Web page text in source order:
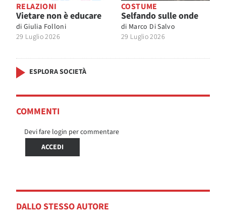
RELAZIONI
Vietare non è educare
di Giulia Folloni
29 Luglio 2026
COSTUME
Selfando sulle onde
di Marco Di Salvo
29 Luglio 2026
ESPLORA SOCIETÀ
COMMENTI
Devi fare login per commentare
ACCEDI
DALLO STESSO AUTORE